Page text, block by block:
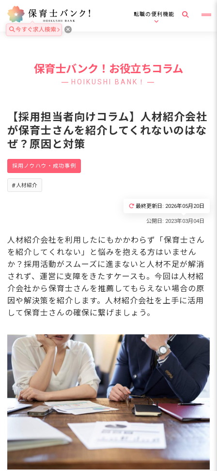
転職の便利機能
今すぐ求人検索
保育士バンク！お役立ちコラム
HOIKUSHI BANK！
【採用担当者向けコラム】人材紹介会社
が保育士さんを紹介してくれないのはな
ぜ？原因と対策
採用ノウハウ・成功事例
人材紹介
最終更新日: 2026年05月20日
人材紹介会社を利用したにもかかわらず「保育士さん
を紹介してくれない」と悩みを抱える方はいません
か？採用活動がスムーズに進まないと人材不足が解消
されず、運営に支障をきたすケースも。今回は人材紹
介会社から保育士さんを推薦してもらえない場合の原
因や解決策を紹介します。人材紹介会社を上手に活用
して保育士さんの確保に繋げましょう。